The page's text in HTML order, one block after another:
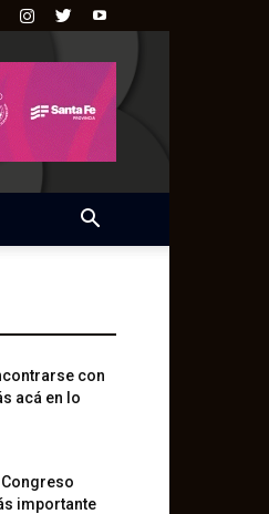
con
acá en lo
Congreso
importante